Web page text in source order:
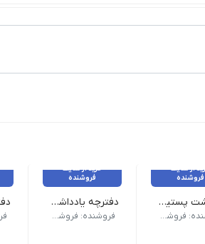
از سایت
فروشنده
یادداشت پستیت فانتزی پنجه گربه
فروشنده: فروشکاه ویکی تحریر
خرید از سایت
فروشنده
دفترچه یادداشت ۸۰ برگ جلد سخت کد ۸۶۳ وزن 100 گرم نام محصول| دفترچه یادداشت 80 برگ جلد سخت کد 863 طرح رنگ | کلاسیک ابعاد | 12×12
فروشنده: فروشکاه ویکی تحریر
وزن 70 گرم نام محصول| دفترچه یادداشت